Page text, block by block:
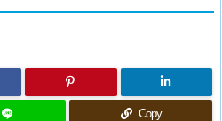
Copy